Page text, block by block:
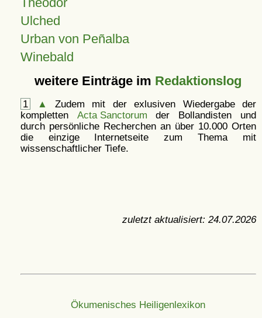
Ulched
Urban von Peñalba
Winebald
weitere Einträge im Redaktionslog
1 ▲
Zudem mit der exlusiven Wiedergabe der
kompletten Acta Sanctorum der Bollandisten und
durch persönliche Recherchen an über 10.000 Orten
die einzige Internetseite zum Thema mit
wissenschaftlicher Tiefe.
zuletzt aktualisiert: 24.07.2026
Ökumenisches Heiligenlexikon